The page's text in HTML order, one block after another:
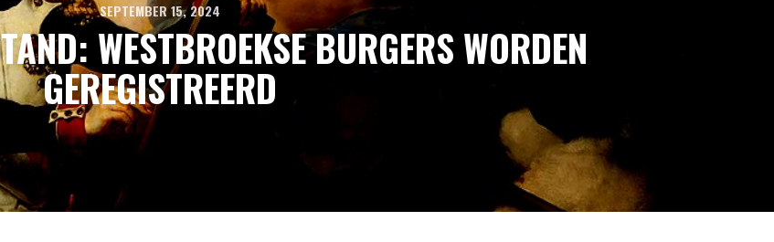
SEPTEMBER 15, 2024
WESTBROEKSE BURGERS WORDEN
GEREGISTREERD